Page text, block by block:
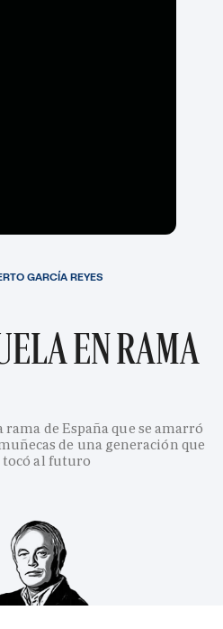
EN RAMA
de España que se amarró
de una generación que
tocó al futuro
GARCÍA REYES